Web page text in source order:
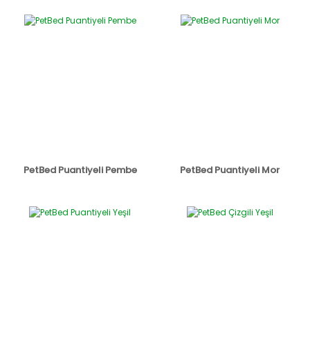
PetBed Puantiyeli Pembe PetBed Puantiyeli Mor